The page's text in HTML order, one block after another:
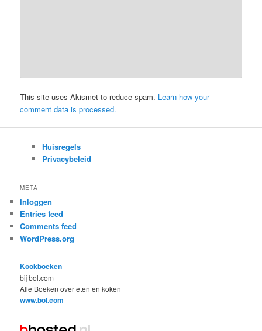
This site uses Akismet to reduce spam. Learn how your
comment data is processed.
Huisregels
Privacybeleid
META
Inloggen
Entries feed
Comments feed
WordPress.org
Kookboeken
bij bol.com
Alle Boeken over eten en koken
www.bol.com